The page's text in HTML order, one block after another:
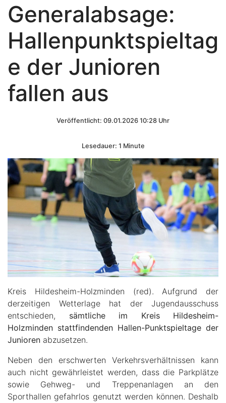
Generalabsage:
Hallenpunktspieltag
e der Junioren
fallen aus
Veröffentlicht: 09.01.2026 10:28 Uhr
Lesedauer: 1 Minute
Kreis Hildesheim-Holzminden (red). Aufgrund der
derzeitigen Wetterlage hat der Jugendausschuss
entschieden, sämtliche im Kreis Hildesheim-
Holzminden stattfindenden Hallen-Punktspieltage der
Junioren abzusetzen.
Neben den erschwerten Verkehrsverhältnissen kann
auch nicht gewährleistet werden, dass die Parkplätze
sowie Gehweg- und Treppenanlagen an den
Sporthallen gefahrlos genutzt werden können. Deshalb